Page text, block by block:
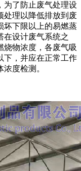
为了防止废气处理设
处理以降低排放到废
坏下限以上的易燃蒸
在设计废气系统之
烧物浓度，各废气吸
下，并应在正常工作
度检测。